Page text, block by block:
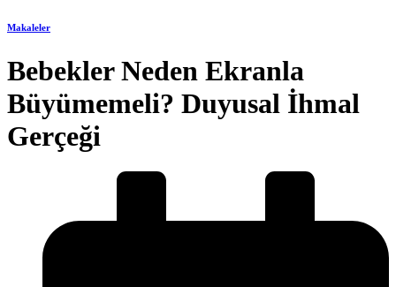
Makaleler
Bebekler Neden Ekranla
Büyümemeli? Duyusal İhmal
Gerçeği